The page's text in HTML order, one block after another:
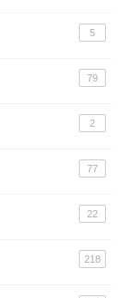
5
79
2
77
22
218